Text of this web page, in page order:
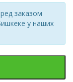
заказом
у наших